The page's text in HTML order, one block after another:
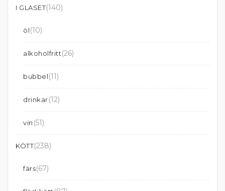
I GLASET(140)
öl(10)
alkoholfritt(26)
bubbel(11)
drinkar(12)
vin (51)
KÖTT(238)
färs(67)